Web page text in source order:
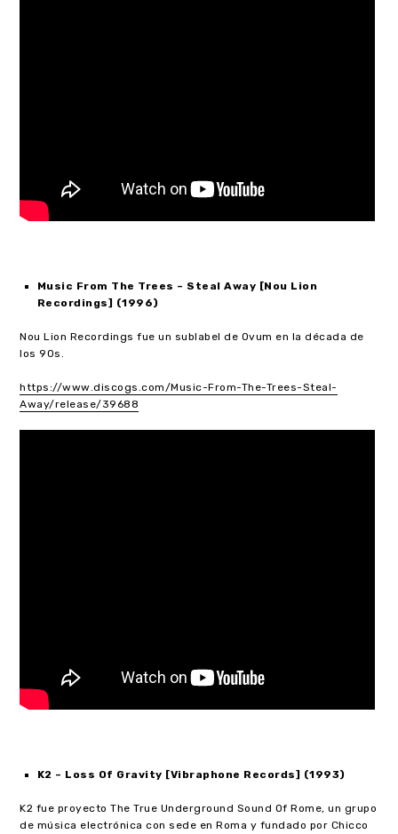
Music From The Trees – Steal Away [Nou Lion
Recordings] (1996)
Nou Lion Recordings fue un sublabel de Ovum en la década de
los 90s.
https://www.discogs.com/Music-From-The-Trees-Steal-
Away/release/39688
K2 – Loss Of Gravity [Vibraphone Records] (1993)
K2 fue proyecto The True Underground Sound Of Rome, un grupo
de música electrónica con sede en Roma y fundado por Chicco